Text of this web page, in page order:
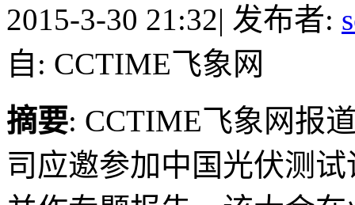
2015-3-30 21:32| 发布者:
自: CCTIME飞象网
摘要: CCTIME飞象网报
司应邀参加中国光伏测